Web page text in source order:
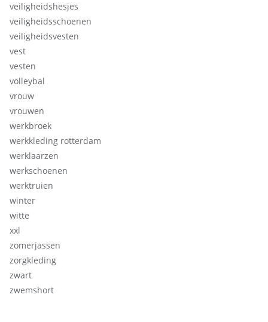
veiligheidshesjes
veiligheidsschoenen
veiligheidsvesten
vest
vesten
volleybal
vrouw
vrouwen
werkbroek
werkkleding rotterdam
werklaarzen
werkschoenen
werktruien
winter
witte
xxl
zomerjassen
zorgkleding
zwart
zwemshort